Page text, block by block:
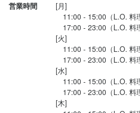
サムギョプサルは京都丹波産の高原豚。
ぷりぷりで身が締まっているけど、柔ら
甘みある脂がしっか...
営業時間
[月]
11:00 - 15:00（L.O. 料
17:00 - 23:00（L.O. 料
[火]
11:00 - 15:00（L.O. 料
17:00 - 23:00（L.O. 料
[水]
11:00 - 15:00（L.O. 料
17:00 - 23:00（L.O. 料
[木]